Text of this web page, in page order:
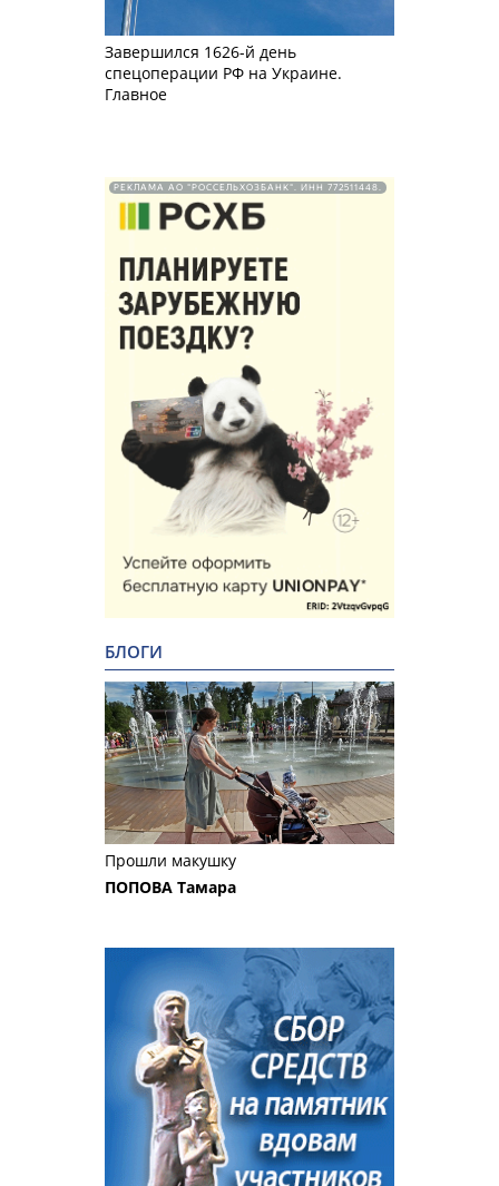
Завершился 1626-й день
спецоперации РФ на Украине.
Главное
РЕКЛАМА АО "РОССЕЛЬХОЗБАНК". ИНН 772511448.
БЛОГИ
Прошли макушку
ПОПОВА Тамара